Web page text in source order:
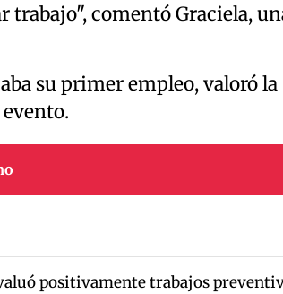
trabajo", comentó Graciela,
su primer empleo, valoró la
positivamente trabajos